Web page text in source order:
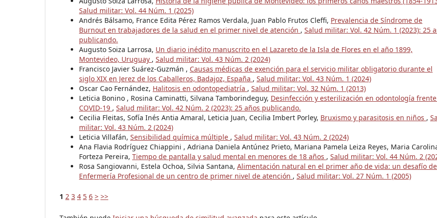
Salud militar: Vol. 44 Núm. 1 (2025)
Andrés Bálsamo, France Edita Pérez Ramos Verdala, Juan Pablo Frutos Cleffi, Prevalencia de Síndrome de
Burnout en trabajadores de la salud en el primer nivel de atención , Salud militar: Vol. 42 Núm. 1 (2023): 25
publicando.
Augusto Soiza Larrosa, Un diario inédito manuscrito en el Lazareto de la Isla de Flores en el año 1899,
Montevideo, Uruguay , Salud militar: Vol. 43 Núm. 2 (2024)
Francisco Javier Suárez-Guzmán , Causas médicas de exención para el servicio militar obligatorio durante el
siglo XIX en Jerez de los Caballeros, Badajoz, España , Salud militar: Vol. 43 Núm. 1 (2024)
Oscar Cao Fernández, Halitosis en odontopediatría , Salud militar: Vol. 32 Núm. 1 (2013)
Leticia Bonino , Rosina Caminatti, Silvana Tamborindeguy, Desinfección y esterilización en odontología
COVID-19 , Salud militar: Vol. 42 Núm. 2 (2023): 25 años publicando.
Cecilia Fleitas, Sofía Inés Antia Amaral, Leticia Juan, Cecilia Imbert Porley, Bruxismo y parasitosis en niños ,
militar: Vol. 43 Núm. 2 (2024)
Leticia Villafán, Sensibilidad química múltiple , Salud militar: Vol. 43 Núm. 2 (2024)
Ana Flavia Rodríguez Chiappini , Adriana Daniela Antúnez Prieto, Mariana Pamela Leiza Reyes, Maria
Forteza Pereira, Tiempo de pantalla y salud mental en menores de 18 años , Salud militar: Vol. 44 Núm. 2
Rosa Sangiovanni, Estela Ochoa, Silvia Santana, Alimentación natural en el primer año de vida: un desafío
Enfermería Profesional de un centro de primer nivel de atención , Salud militar: Vol. 27 Núm. 1 (2005)
1 2 3 4 5 6 > >>